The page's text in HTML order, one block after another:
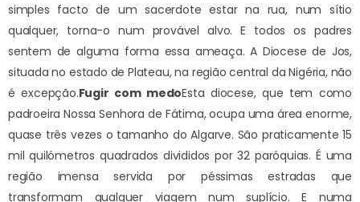
simples facto de um sacerdote estar na rua, num sítio
qualquer, torna-o num provável alvo. E todos os padres
sentem de alguma forma essa ameaça. A Diocese de Jos,
situada no estado de Plateau, na região central da Nigéria, não
é excepção.Fugir com medoEsta diocese, que tem como
padroeira Nossa Senhora de Fátima, ocupa uma área enorme,
quase três vezes o tamanho do Algarve. São praticamente 15
mil quilómetros quadrados divididos por 32 paróquias. É uma
região imensa servida por péssimas estradas que
transformam qualquer viagem num suplício. E numa